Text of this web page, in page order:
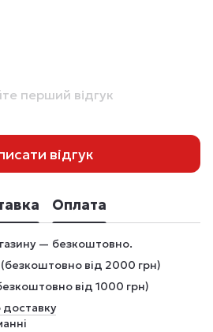
перший відгук
відгук
Оплата
— безкоштовно.
від 2000 грн)
від 1000 грн)
доставку